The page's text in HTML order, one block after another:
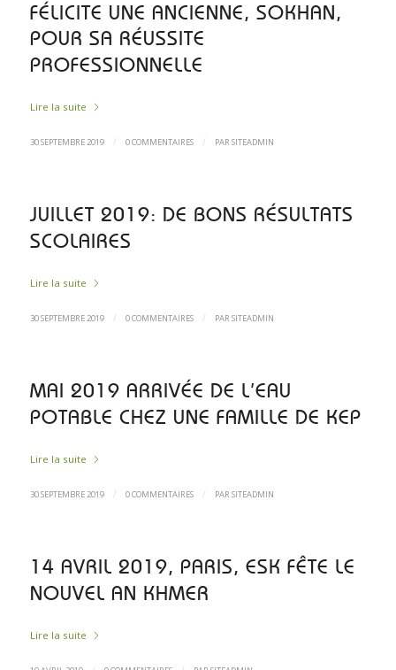
FÉLICITE UNE ANCIENNE, SOKHAN,
POUR SA RÉUSSITE
PROFESSIONNELLE
Lire la suite
30 SEPTEMBRE 2019 / 0 COMMENTAIRES / PAR SITEADMIN
JUILLET 2019: DE BONS RÉSULTATS
SCOLAIRES
Lire la suite
30 SEPTEMBRE 2019 / 0 COMMENTAIRES / PAR SITEADMIN
MAI 2019 ARRIVÉE DE L’EAU
POTABLE CHEZ UNE FAMILLE DE KEP
Lire la suite
30 SEPTEMBRE 2019 / 0 COMMENTAIRES / PAR SITEADMIN
14 AVRIL 2019, PARIS, ESK FÊTE LE
NOUVEL AN KHMER
Lire la suite